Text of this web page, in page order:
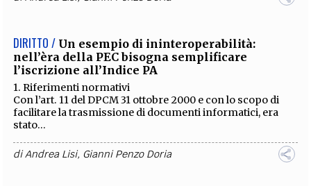
DIRITTO / Un esempio di ininteroperabilità:
nell’èra della PEC bisogna semplificare
l’iscrizione all’Indice PA
1. Riferimenti normativi
Con l’art. 11 del DPCM 31 ottobre 2000 e con lo scopo di
facilitare la trasmissione di documenti informatici, era
stato...
diAndrea Lisi, Gianni Penzo Doria